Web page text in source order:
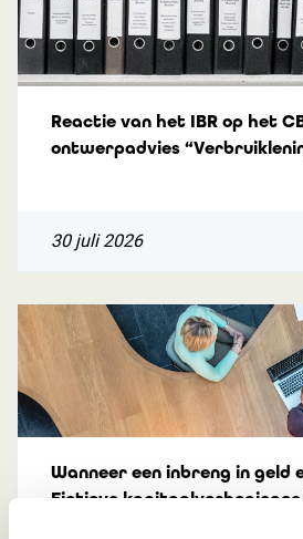
Reactie van het IBR op het
ontwerpadvies
30 juli 2026
Wanneer een inbreng in geld
Fictieve kapitaalverhogingen